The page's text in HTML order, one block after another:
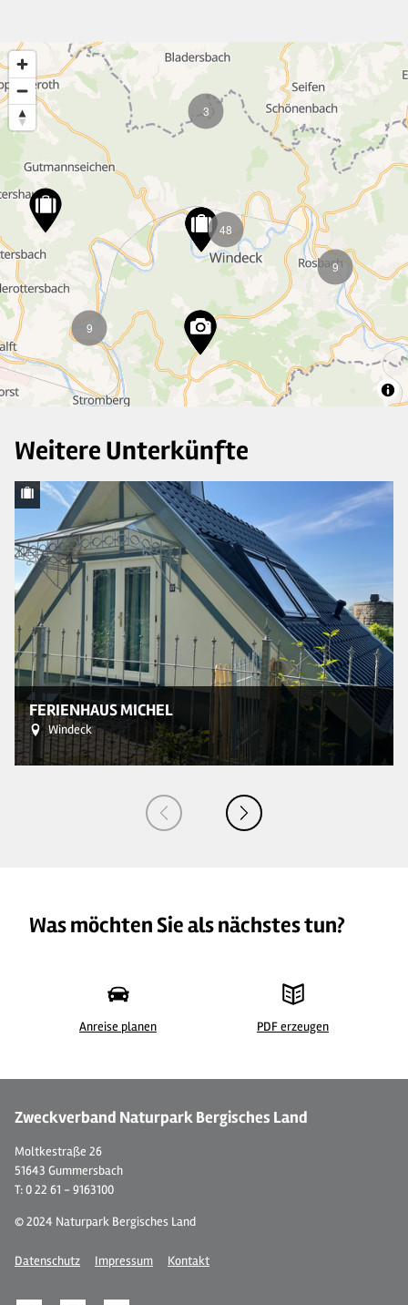
48
9
9
3
Weitere Unterkünfte
FERIENHAUS MICHEL
Windeck
Was möchten Sie als nächstes tun?
Anreise planen PDF erzeugen
Zweckverband Naturpark Bergisches Land
Moltkestraße 26
51643 Gummersbach
T: 0 22 61 - 9163100
© 2024 Naturpark Bergisches Land
Datenschutz Impressum Kontakt